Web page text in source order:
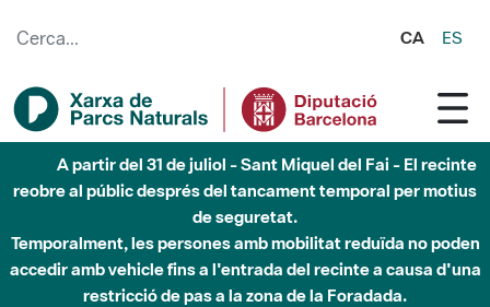
CA ES
A partir del 31 de juliol - Sant Miquel del Fai - El recinte
reobre al públic després del tancament temporal per motius
de seguretat.
Temporalment, les persones amb mobilitat reduïda no poden
accedir amb vehicle fins a l'entrada del recinte a causa d'una
restricció de pas a la zona de la Foradada.